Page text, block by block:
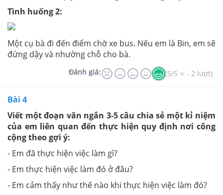
Tình huống 2:
Một cụ bà đi đến điểm chờ xe bus. Nếu em là Bin, em sẽ
đứng dậy và nhường chỗ cho bà.
Đánh giá: (5/5 ⭐ - 2 lượt)
Bài 4
Viết một đoạn văn ngắn 3-5 câu chia sẻ một kỉ niệm
của em liên quan đến thực hiện quy định nơi công
cộng theo gợi ý:
- Em đã thực hiện việc làm gì?
- Em thực hiện việc làm đó ở đâu?
- Em cảm thấy như thế nào khi thực hiện việc làm đó?